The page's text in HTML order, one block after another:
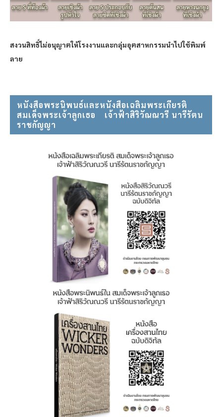
สงวนสิทธิ์ไม่อนุญาตให้โรงงานและกลุ่มอุตสาหกรรมนำไปใช้พิมพ์
ลาย
หนังสือพระนิพนธ์และหนังสือเฉลิมพระเกียรติ
สมเด็จพระเจ้าลูกเธอ⠀ เจ้าฟ้าสิริวัณณวรี นารีรัตน
ราชกัญญา